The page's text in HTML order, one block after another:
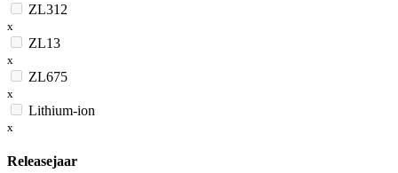
ZL312
x
ZL13
x
ZL675
x
Lithium-ion
x
Releasejaar